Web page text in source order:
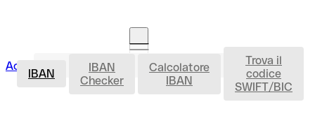
Accedi Avvia la procedura IBAN
IBAN
IBAN
Checker
Calcolatore
IBAN
Trova il
codice
SWIFT/BIC